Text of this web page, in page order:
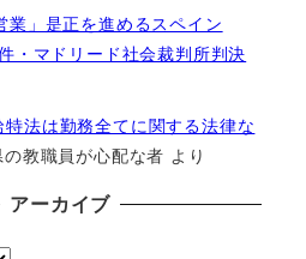
業」是正を進めるスペイン
・マドリード社会裁判所判決
法は勤務全てに関する法律な
の教職員が心配な者 より
アーカイブ